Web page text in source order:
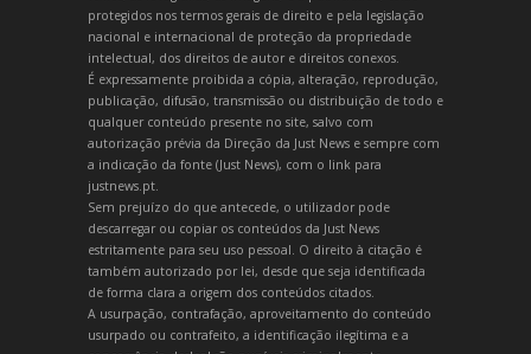
protegidos nos termos gerais de direito e pela legislação
nacional e internacional de proteção da propriedade
intelectual, dos direitos de autor e direitos conexos.
É expressamente proibida a cópia, alteração, reprodução,
publicação, difusão, transmissão ou distribuição de todo e
qualquer conteúdo presente no site, salvo com
autorização prévia da Direção da Just News e sempre com
a indicação da fonte (Just News), com o link para
justnews.pt.
Sem prejuízo do que antecede, o utilizador pode
descarregar ou copiar os conteúdos da Just News
estritamente para seu uso pessoal. O direito à citação é
também autorizado por lei, desde que seja identificada
de forma clara a origem dos conteúdos citados.
A usurpação, contrafação, aproveitamento do conteúdo
usurpado ou contrafeito, a identificação ilegítima e a